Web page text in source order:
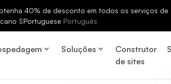
40% de desconto em todos os serviços
$Portuguese Português
Soluções
Construtor
de sites